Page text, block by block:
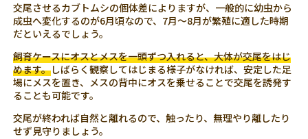
交尾させるカブトムシの個体差によりますが、一般的に幼虫から
成虫へ変化するのが6月頃なので、7月～8月が繁殖に適した時期
だといえるでしょう。
飼育ケースにオスとメスを一頭ずつ入れると、大体が交尾をはじ
めます。しばらく観察してはじまる様子がなければ、安定した足
場にメスを置き、メスの背中にオスを乗せることで交尾を誘発す
ることも可能です。
交尾が終われば自然と離れるので、触ったり、無理やり離したり
せず見守りましょう。